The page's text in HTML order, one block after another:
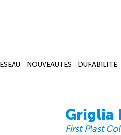
NOUVEAUTÉS DURABILITÉ
Griglia
First Plast